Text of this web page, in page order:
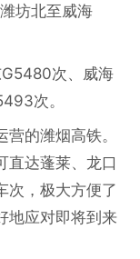
坊北至威海
次、威海
次。
的潍烟高铁。
直达蓬莱、龙口
次，极大方便了
地应对即将到来